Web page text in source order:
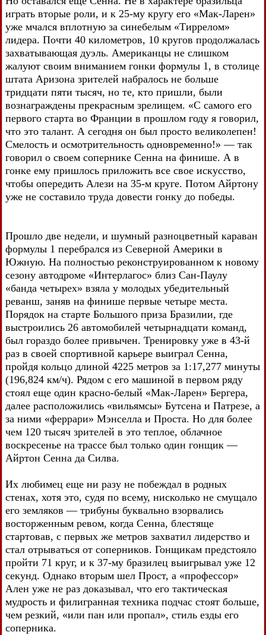
играть вторые роли, и к 25-му кругу его «Мак-Ларен»
уже мчался вплотную за синебелым «Тиррелом»
лидера. Почти 40 километров, 10 кругов продолжалась
захватывающая дуэль. Американцы не слишком
жалуют своим вниманием гонки формулы 1, в столице
штата Аризона зрителей набралось не больше
тридцати пяти тысяч, но те, кто пришли, были
вознаграждены прекрасным зрелищем. «С самого его
первого старта во Франции в прошлом году я говорил,
что это талант. А сегодня он был просто великолепен!
Смелость и осмотрительность одновременно!» — так
говорил о своем сопернике Сенна на финише. А в
гонке ему пришлось приложить все свое искусство,
чтобы опередить Алези на 35-м круге. Потом Айртону
уже не составило труда довести гонку до победы.
Прошло две недели, и шумный разноцветный караван
формулы 1 перебрался из Северной Америки в
Южную. На полностью реконструированном к новому
сезону автодроме «Интерлагос» близ Сан-Паулу
«банда четырех» взяла у молодых убедительный
реванш, заняв на финише первые четыре места.
Порядок на старте Большого приза Бразилии, где
выстроились 26 автомобилей четырнадцати команд,
был гораздо более привычен. Тренировку уже в 43-й
раз в своей спортивной карьере выиграл Сенна,
пройдя кольцо длиной 4225 метров за 1:17,277 минуты
(196,824 км/ч). Рядом с его машиной в первом ряду
стоял еще один красно-белый «Мак-Ларен» Бергера,
далее расположились «вильямсы» Бутсена и Патрезе, а
за ними «феррари» Мэнселла и Проста. Но для более
чем 120 тысяч зрителей в это теплое, облачное
воскресенье на трассе был только один гонщик —
Айртон Сенна да Силва.
Их любимец еще ни разу не побеждал в родных
стенах, хотя это, судя по всему, нисколько не смущало
его земляков — трибуны буквально взорвались
восторженным ревом, когда Сенна, блестяще
стартовав, с первых же метров захватил лидерство и
стал отрываться от соперников. Гонщикам предстояло
пройти 71 круг, и к 37-му бразилец выигрывал уже 12
секунд. Однако вторым шел Прост, а «профессор»
Ален уже не раз доказывал, что его тактическая
мудрость и филигранная техника подчас стоят больше,
чем резкий, «или пан или пропал», стиль езды его
соперника.